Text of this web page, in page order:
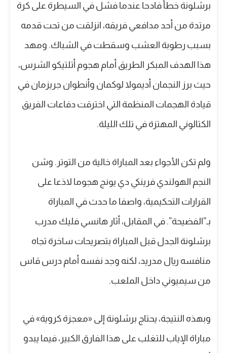
برشلونة خطأ فادحا عندما فشل في السيطرة على كرة
مرتدة من أحد مدافعي فريقه، انزلقت من تحت قدمه
بسبب رطوبة العشب وسقطت في الشباك. ومهد
هذا الهدف المبكر الطريق أمام هجوم أتلتيكو الشرس،
حيث برز النجمان أديمولا لوكمان وأنطوان جريزمان في
قيادة الهجمات المنظمة التي اخترقت دفاعات الفريق
الكتالوني المهتزة في تلك الليلة.
ولم تكن الأجواء بعد المباراة خالية من التوتر. وشن
النجم الهولندي فرينكي دي يونج هجوما لاذعا على
القرارات التحكيمية، واصفا ما حدث في المباراة
بـ”الفضيحة”. في المقابل، أثار هانسي فليك مدرب
برشلونة الجدل قبل المباراة بتصريحات ساخرة تجاه
منافسه ريال مدريد، لكنه وجد نفسه أمام درس قاس
من سيميوني داخل الملعب.
وبهذه النتيجة، يحتاج برشلونة إلى «معجزة كروية» في
مباراة الإياب للتغلب على هذا الفارق الكبير، فيما يبدو